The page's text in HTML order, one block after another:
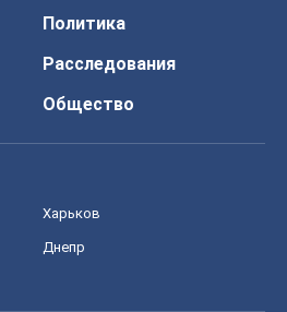
Политика
Расследования
Общество
Харьков
Днепр